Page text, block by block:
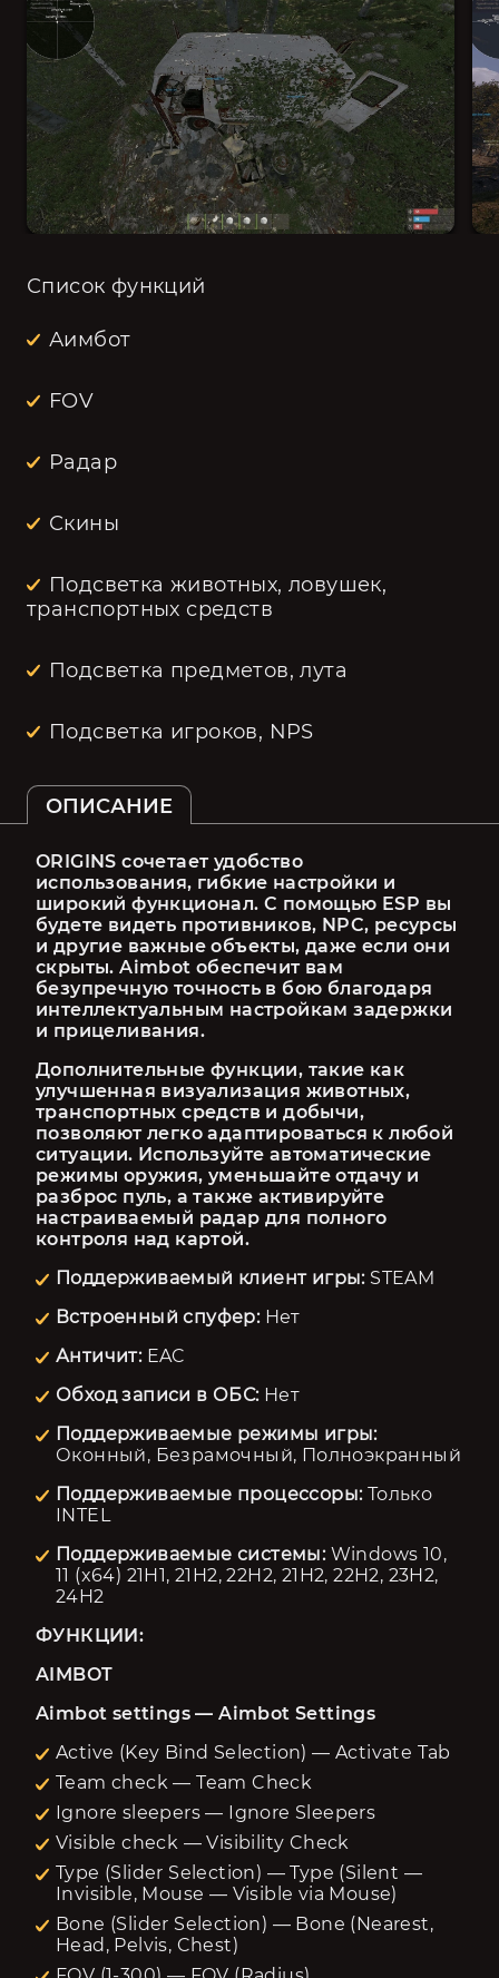
Список функций
Аимбот
FOV
Радар
Скины
Подсветка животных, ловушек,
транспортных средств
Подсветка предметов, лута
Подсветка игроков, NPS
ОПИСАНИЕ
ORIGINS сочетает удобство
использования, гибкие настройки и
широкий функционал. С помощью ESP вы
будете видеть противников, NPC, ресурсы
и другие важные объекты, даже если они
скрыты. Aimbot обеспечит вам
безупречную точность в бою благодаря
интеллектуальным настройкам задержки
и прицеливания.
Дополнительные функции, такие как
улучшенная визуализация животных,
транспортных средств и добычи,
позволяют легко адаптироваться к любой
ситуации. Используйте автоматические
режимы оружия, уменьшайте отдачу и
разброс пуль, а также активируйте
настраиваемый радар для полного
контроля над картой.
Поддерживаемый клиент игры:STEAM
Встроенный спуфер: Нет
Античит:EAC
Обход записи в ОБС: Нет
Поддерживаемые режимы игры:
Оконный, Безрамочный, Полноэкранный
Поддерживаемые процессоры:Только
INTEL
Поддерживаемые системы: Windows 10,
11 (x64) 21H1, 21H2, 22H2, 21H2, 22H2, 23H2,
24H2
ФУНКЦИИ:
AIMBOT
Aimbot settings — Aimbot Settings
Active (Key Bind Selection) — Activate Tab
Team check — Team Check
Ignore sleepers — Ignore Sleepers
Visible check — Visibility Check
Type (Slider Selection) — Type (Silent —
Invisible, Mouse — Visible via Mouse)
Bone (Slider Selection) — Bone (Nearest,
Head, Pelvis, Chest)